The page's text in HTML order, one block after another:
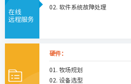
在线
远程服务
02. 软件系统故障处理
硬件：
01. 牧场规划
02. 设备选型